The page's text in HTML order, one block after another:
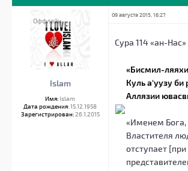
Оффлайн
Islam
Имя: Islam
Дата рождения: 15.12.1958
Зарегистрирован:26.1.2015
09 августа 2015, 16:27
Сура 114 «ан-Нас»
«Бисмил-
Куль а‘уузу
Аллязии
«Именем Бога,
Властителя
отступает